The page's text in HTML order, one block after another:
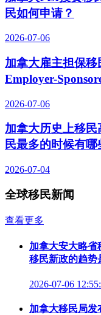
民如何申请？
2026-07-06
加拿大雇主担保
Employer-
2026-07-06
加拿大历史上移
民最多的时候有哪
2026-07-04
全球移民新闻
查看更多
加拿大安大略省
移民新政的趋势
2026-07-06
加拿大移民局发